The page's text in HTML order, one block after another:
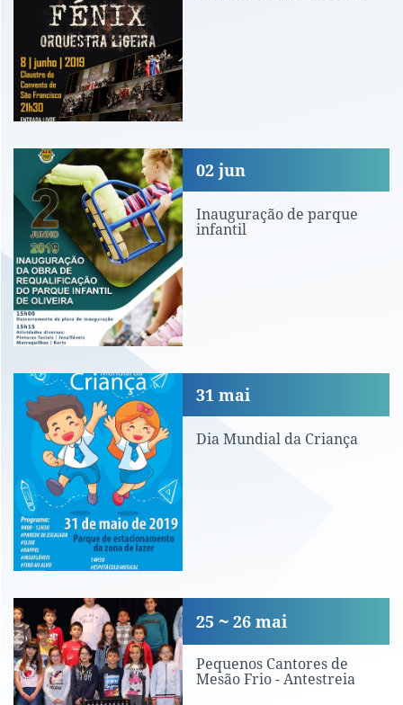
Inauguração de parque infantil
Inauguração de parque
infantil
02 jun
Dia Mundial da Criança
Dia Mundial da Criança
31 mai
Pequenos Cantores de Mesão Frio -
Pequenos Cantores de
Mesão Frio - Antestreia
25 26 mai